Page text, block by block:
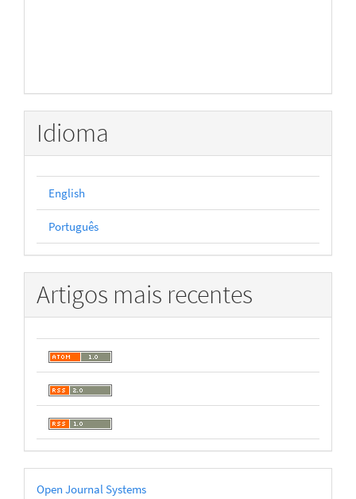
Idioma
English
Português
Artigos mais recentes
Desenvolvido
Open Journal Systems